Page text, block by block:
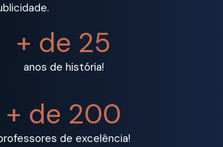
+ de 25
anos de história!
+ de 200
de excelência!